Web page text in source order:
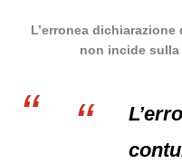
L’erronea
non incide